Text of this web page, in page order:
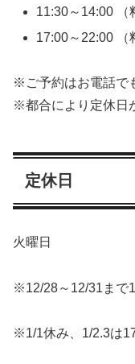
11:30～14:00 （
17:00～22:00 （
※ご予約はお電話で
※都合により定休日
定休日
火曜日
※12/28～12/31まで
※1/1休み、1/2.3は